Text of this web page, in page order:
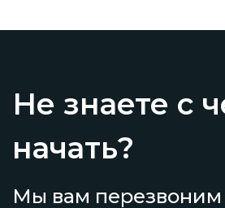
Не знаете с
начать?
Мы вам перезвоним